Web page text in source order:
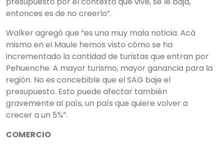
entonces es de no creerlo”.
Walker agregó que “es una muy mala noticia. Acá
mismo en el Maule hemos visto cómo se ha
incrementado la cantidad de turistas que entran por
Pehuenche. A mayor turismo, mayor ganancia para la
región. No es concebible que el SAG baje el
presupuesto. Esto puede afectar también
gravemente al país, un país que quiere volver a
crecer a un 5%”.
COMERCIO